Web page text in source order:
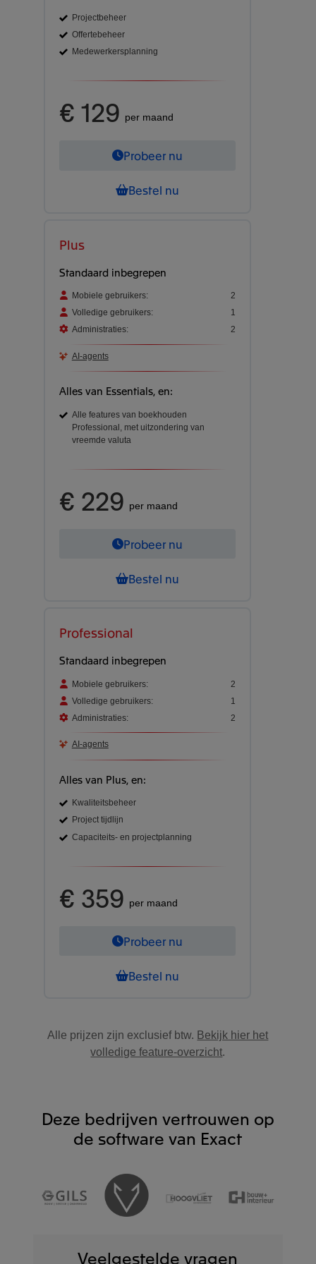
Projectbeheer
Offertebeheer
Medewerkersplanning
€ 129 per maand
Probeer nu
Bestel nu
Plus
Standaard inbegrepen
Mobiele gebruikers:
2
Volledige gebruikers:
1
Administraties:
2
AI-agents
Alles van Essentials, en:
Alle features van boekhouden
Professional, met uitzondering van
vreemde valuta
€ 229 per maand
Probeer nu
Bestel nu
Professional
Standaard inbegrepen
Mobiele gebruikers:
2
Volledige gebruikers:
1
Administraties:
2
AI-agents
Alles van Plus, en:
Kwaliteitsbeheer
Project tijdlijn
Capaciteits- en projectplanning
€ 359 per maand
Probeer nu
Bestel nu
Alle prijzen zijn exclusief btw. Bekijk hier het
volledige feature-overzicht.
Deze bedrijven vertrouwen op
de software van Exact
Veelgestelde vragen